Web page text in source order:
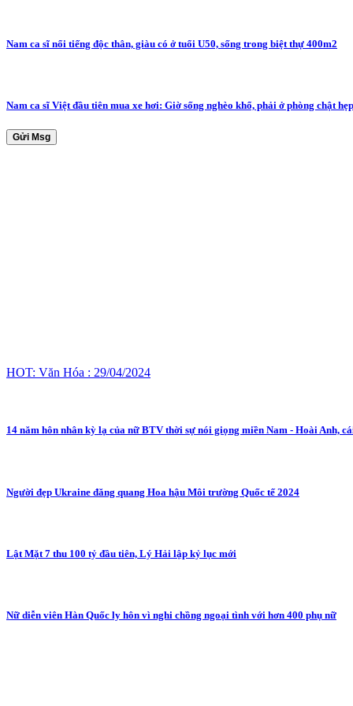
Nam ca sĩ nổi tiếng độc thân, giàu có ở tuổi U50, sống trong biệt thự 400m2
Nam ca sĩ Việt đầu tiên mua xe hơi: Giờ sống nghèo khổ, phải ở phòng chật
Gửi Msg
HOT: Văn Hóa : 29/04/2024
14 năm hôn nhân kỳ lạ của nữ BTV thời sự nói giọng miền Nam - Hoài Anh,
Người đẹp Ukraine đăng quang Hoa hậu Môi trường Quốc tế 2024
Lật Mặt 7 thu 100 tỷ đầu tiên, Lý Hải lập kỷ lục mới
Nữ diễn viên Hàn Quốc ly hôn vì nghi chồng ngoại tình với hơn 400 phụ nữ